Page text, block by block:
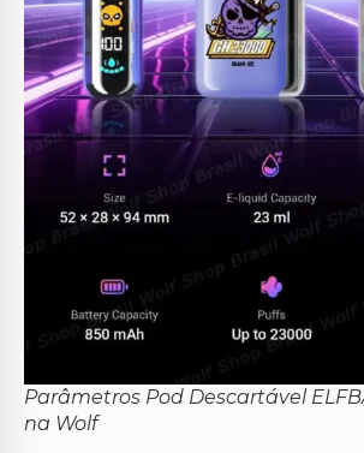
Parâmetros Pod Descartável
na Wolf